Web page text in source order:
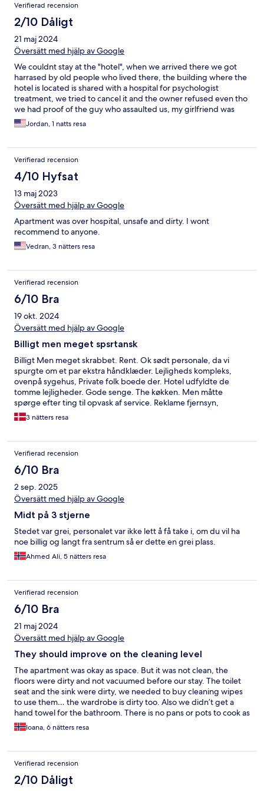
Verifierad recension
2/10 Dåligt
21 maj 2024
Översätt med hjälp av Google
We couldnt stay at the "hotel", when we arrived there we got
harrased by old people who lived there, the building where the
hotel is located is shared with a hospital for psychologist
treatment, we tried to cancel it and the owner refused even tho
we had proof of the guy who assaulted us, my girlfriend was
terrified by that experience, stay away from this place, we
wanted to save money as you may if this hotel shows up on your
Jordan, 1 natts resa
Verifierad recension
4/10 Hyfsat
13 maj 2023
Översätt med hjälp av Google
Apartment was over hospital, unsafe and dirty. I wont
recommend to anyone.
Vedran, 3 nätters resa
Verifierad recension
6/10 Bra
19 okt. 2024
Översätt med hjälp av Google
Billigt men meget spsrtansk
Billigt Men meget skrabbet. Rent. Ok sødt personale, da vi
spurgte om et par ekstra håndklæder. Lejligheds kompleks,
ovenpå sygehus, Private folk boede der. Hotel udfyldte de
tomme lejligheder. Gode senge. The køkken. Men måtte
spørge efter ting til opvask af service. Reklame fjernsyn,
batterier virkede ikke godt i fjernbetjening. To køleskab og en
mikroovn. Meget stort badeværelse, men intet bruseforhæng.
3 nätters resa
Verifierad recension
6/10 Bra
2 sep. 2025
Översätt med hjälp av Google
Midt på 3 stjerne
Stedet var grei, personalet var ikke lett å få take i, om du vil ha
noe billig og langt fra sentrum så er dette en grei plass.
Ahmed Ali, 5 nätters resa
Verifierad recension
6/10 Bra
21 maj 2024
Översätt med hjälp av Google
They should improve on the cleaning level
The apartment was okay as space. But it was not clean, the
floors were dirty and not vacuumed before our stay. The toilet
seat and the sink were dirty, we needed to buy cleaning wipes
to use them… the wardrobe is dirty too. Also we didn’t get a
hand towel for the bathroom. There is no pans or pots to cook as
stated in the amenities, or air conditioning for that matter.
Ioana, 6 nätters resa
Verifierad recension
2/10 Dåligt